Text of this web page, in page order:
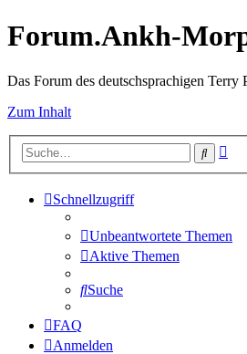
Forum.Ankh-
Das Forum des deutschsprachigen Terry
Zum Inhalt
Suche
Schnellzugriff
Unbeantwortete Themen
Aktive Themen
Suche
FAQ
Anmelden